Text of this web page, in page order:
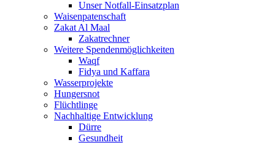
Unser Notfall-Einsatzplan
Waisenpatenschaft
Zakat Al Maal
Zakatrechner
Weitere Spendenmöglichkeiten
Waqf
Fidya und Kaffara
Wasserprojekte
Hungersnot
Flüchtlinge
Nachhaltige Entwicklung
Dürre
Gesundheit